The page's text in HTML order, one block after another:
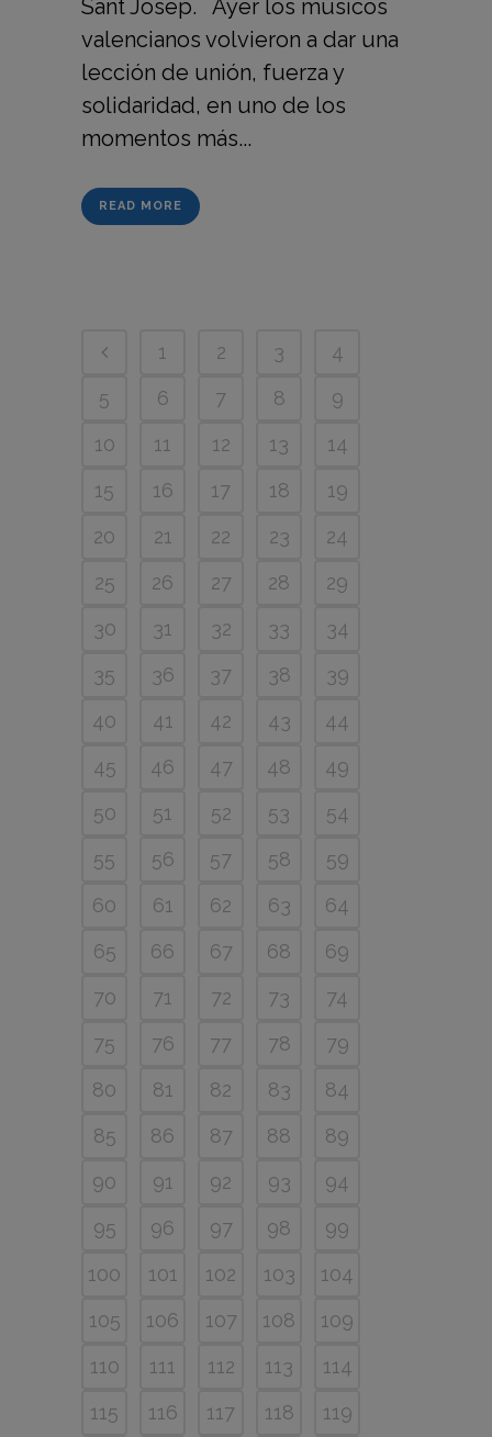
Sant Josep. Ayer los músicos
valencianos volvieron a dar una
lección de unión, fuerza y
solidaridad, en uno de los
momentos más...
READ MORE
1 2 3
4
5
6 7 8
9
10
11 12 13
14
15
16 17 18
19
20
21 22 23
24
25
26 27 28
29
30
31 32 33
34
35
36 37 38
39
40
41 42 43
44
45
46 47 48
49
50
51 52 53
54
55
56 57 58
59
60
61 62 63
64
65
66 67 68
69
70
71 72 73
74
75
76 77 78
79
80
81 82 83
84
85
86 87 88
89
90
91 92 93
94
95
96 97 98
99
100
101 102 103
104
105
106 107 108
109
110
111 112 113
114
115
116 117 118
119